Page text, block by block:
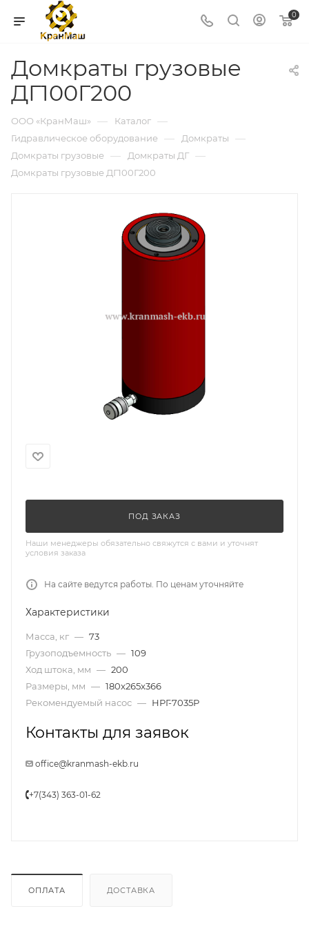
0
Домкраты грузовые
ДГ100Г200
ООО «КранМаш» — Каталог —
Гидравлическое оборудование — Домкраты —
Домкраты грузовые — Домкраты ДГ —
Домкраты грузовые ДГ100Г200
ПОД ЗАКАЗ
Наши менеджеры обязательно свяжутся с вами и уточнят
условия заказа
На сайте ведутся работы. По ценам уточняйте
Характеристики
Масса, кг — 73
Грузоподъемность — 109
Ход штока, мм — 200
Размеры, мм — 180x265x366
Рекомендуемый насос — НРГ-7035Р
Контакты для заявок
office@kranmash-ekb.ru
+7(343) 363-01-62
ОПЛАТА ДОСТАВКА